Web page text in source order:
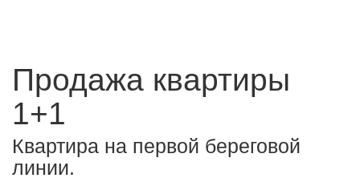
Продажа квартиры
1+1
Квартира на первой береговой
линии.